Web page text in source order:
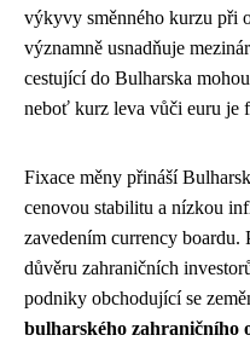
výkyvy směnného kurzu při
významně usnadňuje
cestující do Bulharska
neboť kurz leva vůči euru je
Fixace měny přináší
cenovou stabilitu a nízkou
zavedením currency boardu.
důvěru zahraničních
podniky obchodující se
bulharského zahraničního